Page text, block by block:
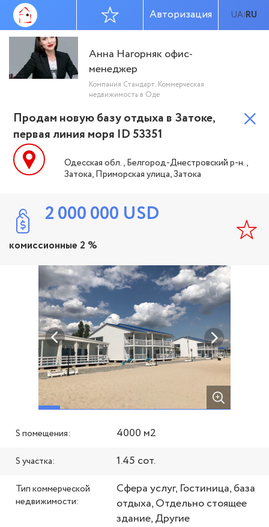
UA|RU
Авторизация
Анна Нагорняк офис-
менеджер
Компания Стандарт. Коммерческая
недвижимость в Оде
Продам новую базу отдыха в Затоке,
первая линия моря ID 53351
Одесская обл., Белгород-Днестровский р-н.,
Затока, Приморская улица, Затока
2 000 000 USD
комиссионные 2 %
S помещения: 4000 м2
S участка: 1.45 сот.
Тип коммерческой
недвижимости:
Сфера услуг, Гостиница, база
отдыха, Отдельно стоящее
здание, Другие